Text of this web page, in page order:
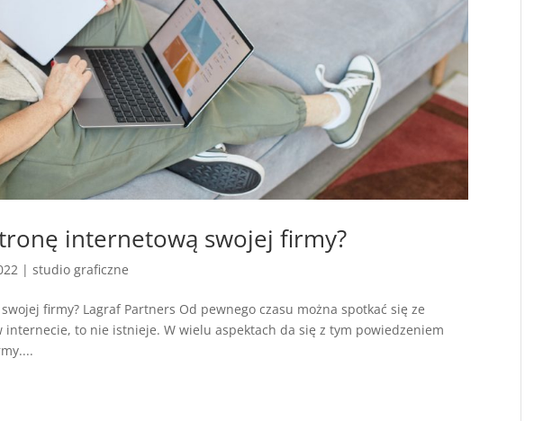
internetową swojej firmy?
|studio graficzne
firmy? Lagraf Partners Od pewnego czasu można spotkać się ze
to nie istnieje. W wielu aspektach da się z tym powiedzeniem